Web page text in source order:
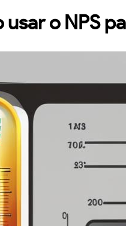
usar o NPS